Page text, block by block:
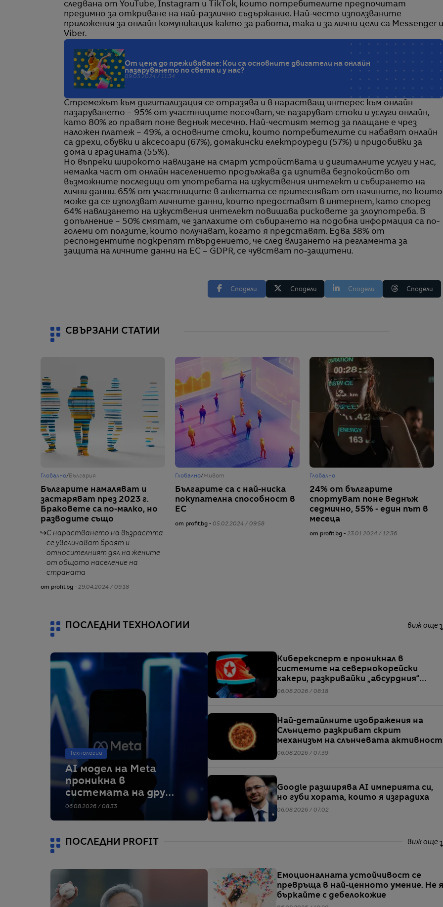
следвана от YouTube, Instagram и TikTok, които потребителите предпочитат
предимно за откриване на най-различно съдържание. Най-често използваните
приложения за онлайн комуникация както за работа, така и за лични цели са Messenger и
Viber.
От цена до преживяване: Кои са основните двигатели на онлайн
пазаруването по света и у нас?
09.05.2024 / 11:34
Стремежът към дигитализация се отразява и в нарастващ интерес към онлайн
пазаруването – 95% от участниците посочват, че пазаруват стоки и услуги онлайн,
като 80% го правят поне веднъж месечно. Най-честият метод за плащане е чрез
наложен платеж – 49%, а основните стоки, които потребителите си набавят онлайн
са дрехи, обувки и аксесоари (67%), домакински електроуреди (57%) и придобивки за
дома и градината (55%).
Но въпреки широкото навлизане на смарт устройствата и дигиталните услуги у нас,
немалка част от онлайн населението продължава да изпитва безпокойство от
възможните последици от употребата на изкуствения интелект и събирането на
лични данни. 65% от участниците в анкетата се притесняват от начините, по които
може да се използват личните данни, които предоставят в интернет, като според
64% навлизането на изкуствения интелект повишава рисковете за злоупотреба. В
допълнение – 50% смятат, че заплахите от събирането на подобна информация са по-
големи от ползите, които получават, когато я представят. Едва 38% от
респондентите подкрепят твърдението, че след влизането на регламента за
защита на личните данни на ЕС – GDPR, се чувстват по-защитени.
Сподели Сподели Сподели Сподели
СВЪРЗАНИ СТАТИИ
Глобално/България
Българите намаляват и
застаряват през 2023 г.
Браковете са по-малко, но
разводите също
С нарастването на възрастта
се увеличават броят и
относителният дял на жените
от общото население на
страната
от profit.bg - 29.04.2024 / 09:18
Глобално/Живот
Българите са с най-ниска
покупателна способност в
ЕС
от profit.bg - 05.02.2024 / 09:58
Глобално
24% от българите
спортуват поне веднъж
седмично, 55% - един път в
месеца
от profit.bg - 23.01.2024 / 12:36
ПОСЛЕДНИ ТЕХНОЛОГИИ виж още
Технологии
AI модел на Meta
проникна в
системата на друга
компания по време
06.08.2026 / 08:33
Киберексперт е проникнал в
системите на севернокорейски
хакери, разкривайки „абсурдния“
мащаб на атаките им
06.08.2026 / 08:18
Най-детайлните изображения на
Слънцето разкриват скрит
механизъм на слънчевата активност
06.08.2026 / 07:39
Google разширява AI империята си,
но губи хората, които я изградиха
06.08.2026 / 07:02
ПОСЛЕДНИ PROFIT виж още
Емоционалната устойчивост се
превръща в най-ценното умение. Не я
бъркайте с дебелокожие